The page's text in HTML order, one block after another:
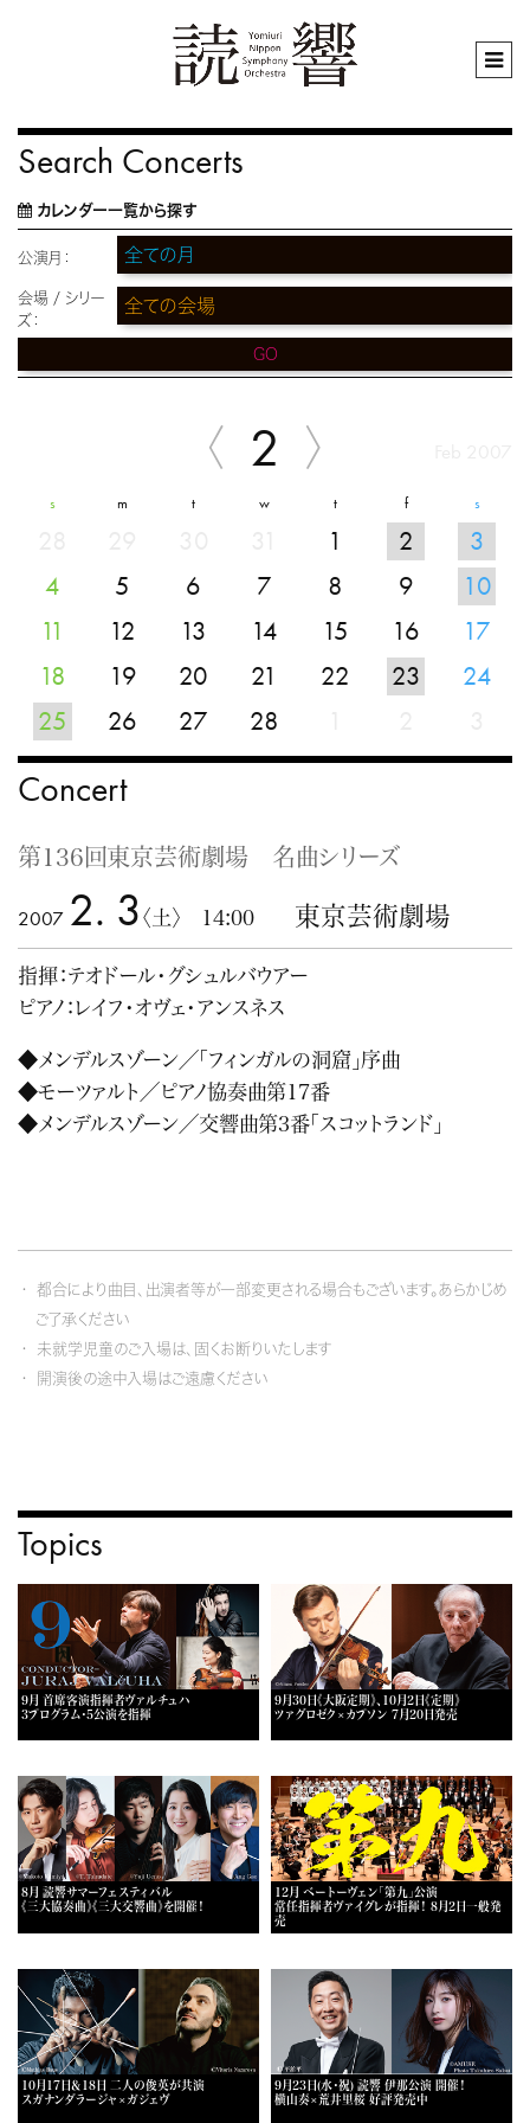
Search Concerts
カレンダー一覧から探す
公演月：
会場 / シリー
ズ：
GO
2
s m t w t f s
1 2
3
4
5 6 7 8 9
10
11
12 13 14 15 16
17
18
19 20 21 22 23
24
25
26 27 28
Concert
第136回東京芸術劇場 名曲シリーズ
2007 2. 3 〈土〉 14:00 東京芸術劇場
指揮：テオドール･グシュルバウアー
ピアノ：レイフ･オヴェ･アンスネス
◆メンデルスゾーン／「フィンガルの洞窟」序曲
◆モーツァルト／ピアノ協奏曲第17番
◆メンデルスゾーン／交響曲第3番「スコットランド」
都合により曲目、出演者等が一部変更される場合もございます。あらかじめ
ご了承ください
未就学児童のご入場は、固くお断りいたします
開演後の途中入場はご遠慮ください
Topics
9月 首席客演指揮者ヴァルチュハ
3プログラム・5公演を指揮
9月30日《大阪定期》、10月2日《定期》
ツァグロゼク×カプソン 7月20日発売
8月 読響サマーフェスティバル
《三大協奏曲》《三大交響曲》を開催！
12月 ベートーヴェン「第九」公演
常任指揮者ヴァイグレが指揮！ 8月2日一般発
売
10月17日＆18日 二人の俊英が共演
スガナンダラージャ×ガジェヴ
9月23日(水・祝) 読響 伊那公演 開催！
横山奏×荒井里桜 好評発売中